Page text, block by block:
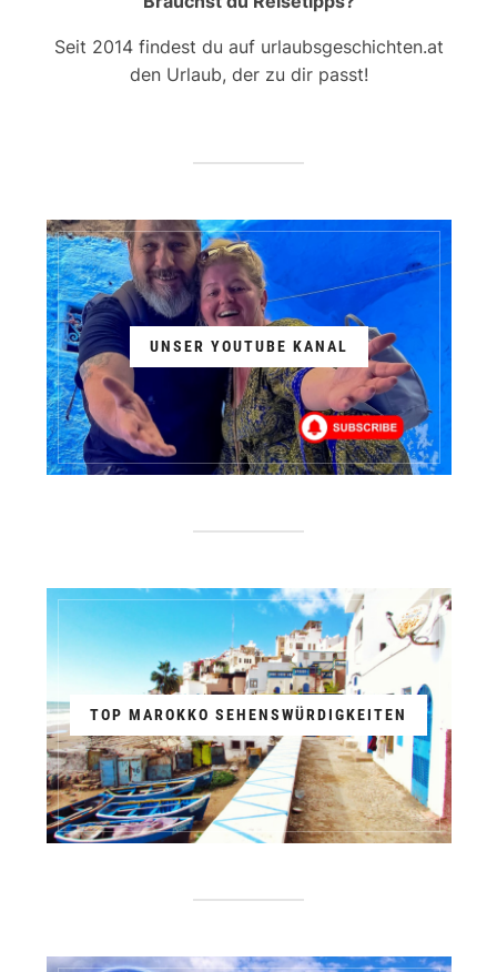
Seit 2014 findest du auf urlaubsgeschichten.at
den Urlaub, der zu dir passt!
UNSER YOUTUBE KANAL
TOP MAROKKO SEHENSWÜRDIGKEITEN